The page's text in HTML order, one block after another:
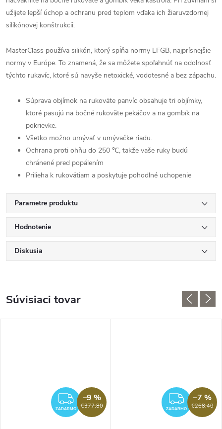
užijete lepší úchop a ochranu pred teplom vďaka ich žiaruvzdornej
silikónovej konštrukcii.
MasterClass používa silikón, ktorý spĺňa normy LFGB, najprísnejšie
normy v Európe. To znamená, že sa môžete spoľahnúť na odolnosť
týchto rukavíc, ktoré sú navyše netoxické, vodotesné a bez zápachu.
Súprava objímok na rukoväte panvíc obsahuje tri objímky,
ktoré pasujú na bočné rukoväte pekáčov a na gombík na
pokrievke.
Všetko možno umývať v umývačke riadu.
Ochrana proti ohňu do 250 ℃, takže vaše ruky budú
chránené pred popálením
Prilieha k rukovätiam a poskytuje pohodlné uchopenie
Parametre produktu
Hodnotenie
Diskusia
Súvisiaci tovar
ZADARMO
ZADARMO €377,80
–9 %
ZADARMO €268,40
–7 %